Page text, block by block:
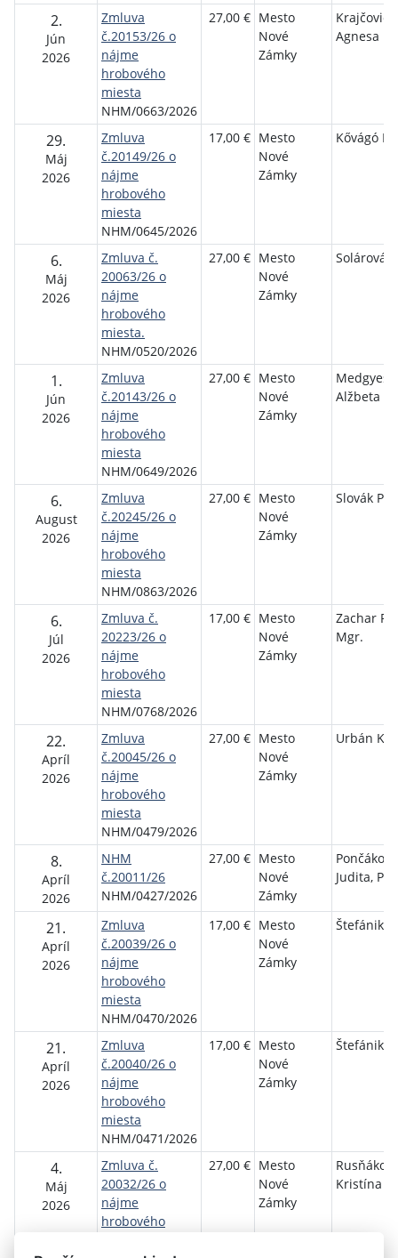
2.
Jún
2026
Zmluva
č.20153/26 o
nájme
hrobového
miesta
NHM/0663/2026
27,00 € Mesto
Nové
Zámky
Agnesa
29.
Máj
2026
Zmluva
č.20149/26 o
nájme
hrobového
miesta
NHM/0645/2026
17,00 € Mesto
Nové
Zámky
Kővágó
6.
Máj
2026
Zmluva č.
20063/26 o
nájme
hrobového
miesta.
NHM/0520/2026
27,00 € Mesto
Nové
Zámky
Solárová
1.
Jún
2026
Zmluva
č.20143/26 o
nájme
hrobového
miesta
NHM/0649/2026
27,00 € Mesto
Nové
Zámky
Alžbeta
6.
August
2026
Zmluva
č.20245/26 o
nájme
hrobového
miesta
NHM/0863/2026
27,00 € Mesto
Nové
Zámky
Slovák
6.
Júl
2026
Zmluva č.
20223/26 o
nájme
hrobového
miesta
NHM/0768/2026
17,00 € Mesto
Nové
Zámky
Zachar
Mgr.
22.
Apríl
2026
Zmluva
č.20045/26 o
nájme
hrobového
miesta
NHM/0479/2026
27,00 € Mesto
Nové
Zámky
Urbán
8.
Apríl
2026
NHM
č.20011/26
NHM/0427/2026
27,00 € Mesto
Nové
Zámky
Pončáková
Judita,
21.
Apríl
2026
Zmluva
č.20039/26 o
nájme
hrobového
miesta
NHM/0470/2026
17,00 € Mesto
Nové
Zámky
Štefánik
21.
Apríl
2026
Zmluva
č.20040/26 o
nájme
hrobového
miesta
NHM/0471/2026
17,00 € Mesto
Nové
Zámky
Štefánik
4.
Máj
2026
Zmluva č.
20032/26 o
nájme
hrobového
27,00 € Mesto
Nové
Zámky
Kristína